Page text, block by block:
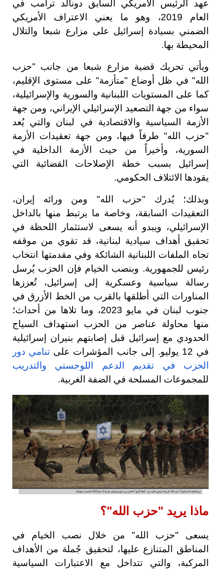
عهد الرئيس الأمريكي السابق دونالد ترامب في
العام 2019، وهو ما يعني الاعتراف الأمريكي
الضمني بسيادة إسرائيل على مزارع شبعا والتلال
المحيطة بها.
ويأتي تحريك قضية مزارع شبعا من جانب "حزب
الله" في ظل أوضاع "متأزمة" على مستوى الإقليم،
كما على المستويات اللبنانية والسورية والإسرائيلية،
سواء من جهة التصعيد الإسرائيلي الإيراني، ومن جهة
الأزمة السياسية والاقتصادية في لبنان والتي يُعد
"حزب الله" طرفاً فيها، ومن جهة تعقيدات الأزمة
السورية، وأخيراً من حيث الأزمة الداخلية في
إسرائيل بسبب خطة الإصلاحات القضائية التي
يقودها الائتلاف الحكومي.
وبذلك؛ يُدرك "حزب الله" ومن ورائه إيران،
التعقيدات السابقة، وخاصة ما يرتبط منها بالداخل
الإسرائيلي، ويبدو أنه يسعى لاستثمار اللحظة في
تحقيق أهداف سيادية لبنانية، قد تقوي من موقفه
تجاه الملفات اللبنانية الشائكة وفي مقدمتها انتخاب
رئيس للجمهورية. وبنصب الخيام فإن الحزب يُرسل
رسالة سياسية وعسكرية إلى إسرائيل، تُعززها
المناورات التي أطلقها بالقرب من الخط الأزرق في
جنوب لبنان في مايو 2023، وما تلاها من أحداث؛
منها محاولة عناصر من الحزب استهداف السياج
الحدودي مع إسرائيل قبل إصابتهم بنيران إسرائيلية
في 12 يوليو. إلى جانب المؤشرات على
تنامي دور
الحزب في تقديم الدعم اللوجستي والتدريب
للمجموعات المسلحة في الضفة الغربية.
ماذا يريد "حزب الله"؟
يسعى "حزب الله" من خلال نصب الخيام في
المناطق المتنازع عليها، لتحقيق جُملة من الأهداف
المركبة، والتي تتداخل مع الاعتبارات السياسية